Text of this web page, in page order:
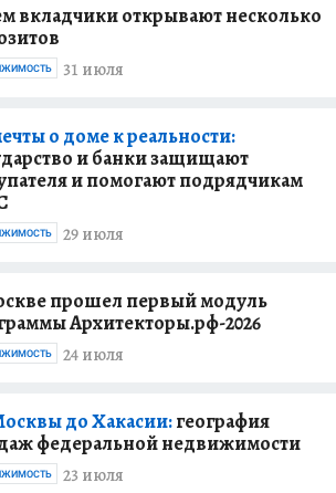
вкладчики открывают несколько
31 июля
о доме к реальности:
и банки защищают
и помогают подрядчикам
29 июля
прошел первый модуль
Архитекторы.рф-2026
24 июля
до Хакасии:география
федеральной недвижимости
23 июля